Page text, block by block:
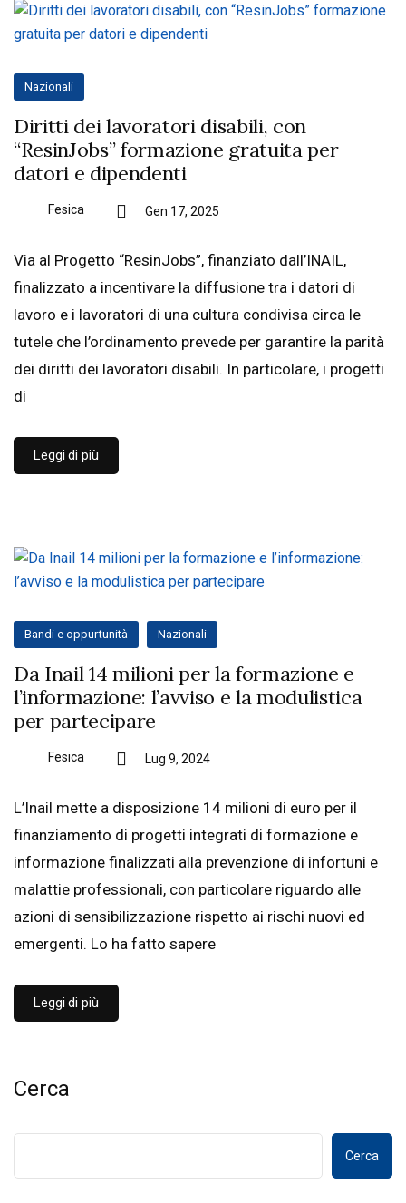
Nazionali
Diritti dei lavoratori disabili, con
“ResinJobs” formazione gratuita per
datori e dipendenti
Fesica Gen 17, 2025
Via al Progetto “ResinJobs”, finanziato dall’INAIL,
finalizzato a incentivare la diffusione tra i datori di
lavoro e i lavoratori di una cultura condivisa circa le
tutele che l’ordinamento prevede per garantire la parità
dei diritti dei lavoratori disabili. In particolare, i progetti
di
Leggi di più
Bandi e oppurtunità Nazionali
Da Inail 14 milioni per la formazione e
l’informazione: l’avviso e la modulistica
per partecipare
Fesica Lug 9, 2024
L’Inail mette a disposizione 14 milioni di euro per il
finanziamento di progetti integrati di formazione e
informazione finalizzati alla prevenzione di infortuni e
malattie professionali, con particolare riguardo alle
azioni di sensibilizzazione rispetto ai rischi nuovi ed
emergenti. Lo ha fatto sapere
Leggi di più
Cerca
Cerca